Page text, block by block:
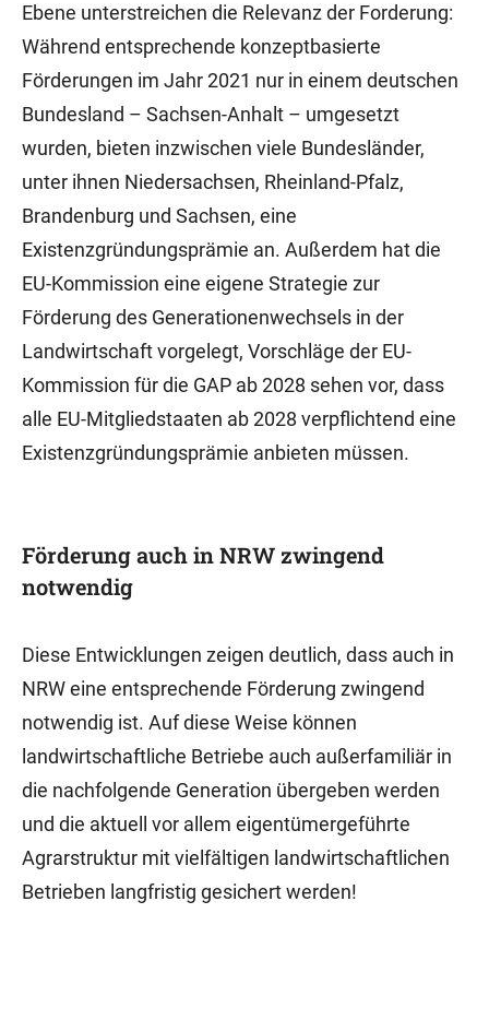
Ebene unterstreichen die Relevanz der Forderung:
Während entsprechende konzeptbasierte
Förderungen im Jahr 2021 nur in einem deutschen
Bundesland – Sachsen-Anhalt – umgesetzt
wurden, bieten inzwischen viele Bundesländer,
unter ihnen Niedersachsen, Rheinland-Pfalz,
Brandenburg und Sachsen, eine
Existenzgründungsprämie an. Außerdem hat die
EU-Kommission eine eigene Strategie zur
Förderung des Generationenwechsels in der
Landwirtschaft vorgelegt, Vorschläge der EU-
Kommission für die GAP ab 2028 sehen vor, dass
alle EU-Mitgliedstaaten ab 2028 verpflichtend eine
Existenzgründungsprämie anbieten müssen.
Förderung auch in NRW zwingend
notwendig
Diese Entwicklungen zeigen deutlich, dass auch in
NRW eine entsprechende Förderung zwingend
notwendig ist. Auf diese Weise können
landwirtschaftliche Betriebe auch außerfamiliär in
die nachfolgende Generation übergeben werden
und die aktuell vor allem eigentümergeführte
Agrarstruktur mit vielfältigen landwirtschaftlichen
Betrieben langfristig gesichert werden!